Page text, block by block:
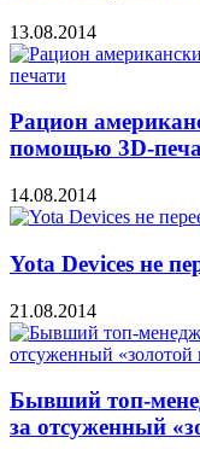
13.08.2014
Рацион
помощью 3D-
14.08.2014
Yota Devices не
21.08.2014
Бывший топ-
за отсуженный